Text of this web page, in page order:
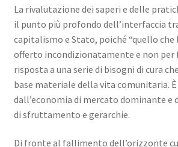
La rivalutazione dei saperi e delle
il punto più profondo dell’interfaccia
capitalismo e Stato, poiché “quello che
offerto incondizionatamente e non per
risposta a una serie di bisogni di cura
base materiale della vita comunitaria.
dall’economia di mercato dominante e
di sfruttamento e gerarchie.
Di fronte al fallimento dell’orizzonte